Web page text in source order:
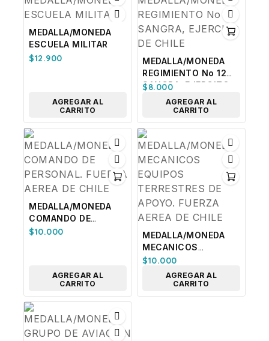
MEDALLA/MONEDA
ESCUELA MILITAR
$12.900
AGREGAR AL
CARRITO
MEDALLA/MONEDA
REGIMIENTO No 12
SANGRA, EJERCITO
DE CHILE
$8.000
AGREGAR AL
CARRITO
MEDALLA/MONEDA
COMANDO DE
PERSONAL. FUERZA
$10.000
AGREGAR AL
CARRITO
MEDALLA/MONEDA
MECANICOS
EQUIPOS
TERRESTRES DE
APOYO. FUERZA
AEREA DE CHILE
$10.000
AGREGAR AL
CARRITO